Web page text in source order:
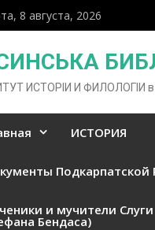
8 августа, 2026
ИСТОРІИ И ФИЛОЛОГІИ в
ИСТОРИЯ
Подкарпатской
и мучители
Бендаса)